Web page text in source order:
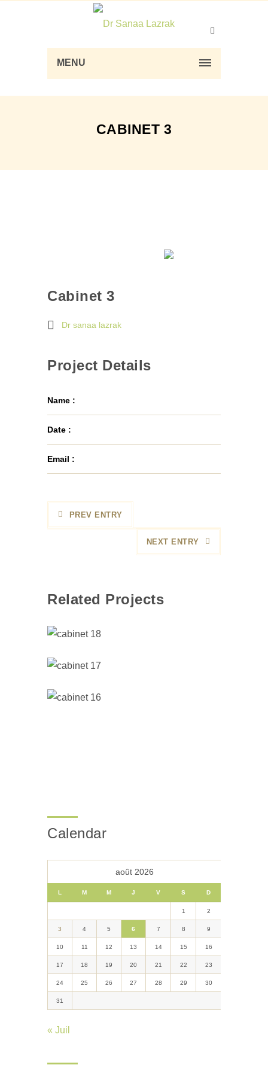
MENU
CABINET 3
Cabinet 3
Dr sanaa lazrak
Project Details
Name :
Date :
Email :
PREV ENTRY
NEXT ENTRY
Related Projects
Calendar
août 2026
L M M J V S D
1 2
3 4 5 6 7 8 9
10 11 12 13 14 15 16
17 18 19 20 21 22 23
24 25 26 27 28 29 30
31
« Juil